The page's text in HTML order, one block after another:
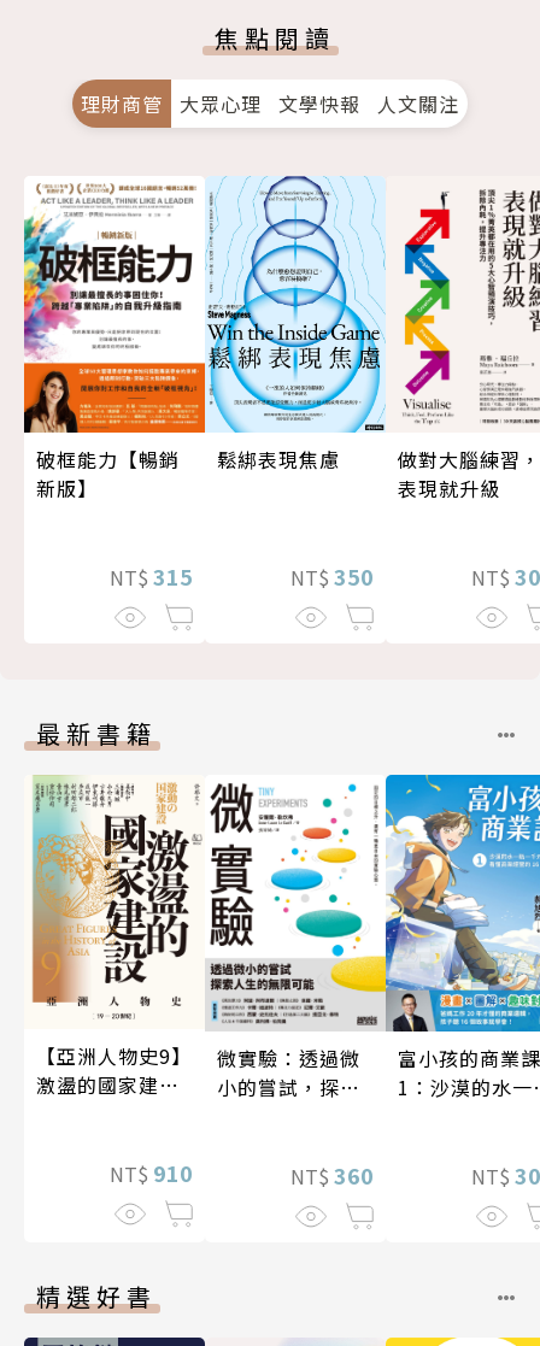
焦點閱讀
理財商管 大眾心理 文學快報 人文關注
破框能力【暢銷
新版】
NT$ 315
鬆綁表現焦慮
NT$ 350
做對大腦練習，
表現就升級
NT$
最新書籍
【亞洲人物史9】
激盪的國家建設
NT$ 910
微實驗：透過微
小的嘗試，探索
NT$ 360
富小孩的商業課
1：沙漠的水一
NT$
精選好書